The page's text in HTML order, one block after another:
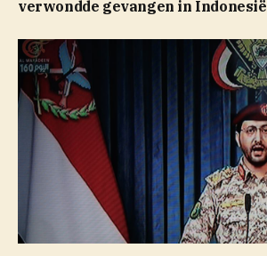
verwondde gevangen in Indonesië